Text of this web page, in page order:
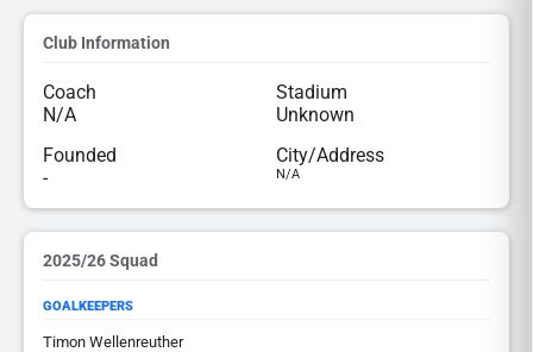
Club Information
Coach
N/A
Stadium
Unknown
Founded
-
City/Address
N/A
2025/26 Squad
GOALKEEPERS
Timon Wellenreuther